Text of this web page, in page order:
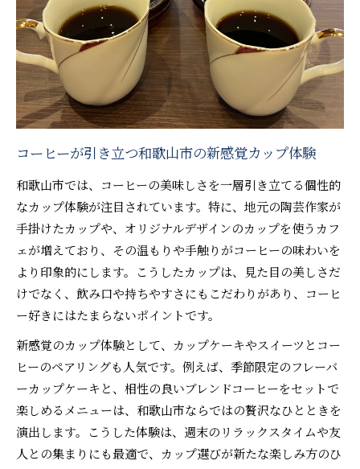
家でも楽しめるカップ入りコーヒースイーツの
選び方
和歌山市のおすすめテイクアウトカフェを紹介
アメリカンカフェ風コーヒーの新しい魅力
和歌山で味わうアメリカンカフェ風コーヒー体
カップとコーヒーが映えるアメリカンスタイル
の魅力
アメリカンカフェのコーヒー文化を和歌山市で
発見
カラフルカップで楽しむアメリカンコーヒーの
世界
コーヒー好き必見のアメリカンカフェ風スイー
ツ提案
ペット同伴OKな和歌山市カフェの楽しみ方
コーヒーとカップで楽しむペット同伴カフェの
魅力
和歌山市でペットと一緒に味わうコーヒー時間
カップスイーツとコーヒーでペットとの特別な
コーヒーが引き立つ和歌山市の新感覚カップ体験
和歌山市では、コーヒーの美味しさを一層引き立てる個性的
なカップ体験が注目されています。特に、地元の陶芸作家が
手掛けたカップや、オリジナルデザインのカップを使うカフ
ェが増えており、その温もりや手触りがコーヒーの味わいを
より印象的にします。こうしたカップは、見た目の美しさだ
けでなく、飲み口や持ちやすさにもこだわりがあり、コーヒ
ー好きにはたまらないポイントです。
新感覚のカップ体験として、カップケーキやスイーツとコー
ヒーのペアリングも人気です。例えば、季節限定のフレーバ
ーカップケーキと、相性の良いブレンドコーヒーをセットで
楽しめるメニューは、和歌山市ならではの贅沢なひとときを
演出します。こうした体験は、週末のリラックスタイムや友
人との集まりにも最適で、カップ選びが新たな楽しみ方のひ